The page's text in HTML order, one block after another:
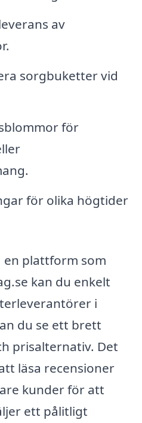
av
sorgbuketter vid
för
för olika högtider
en plattform som
kan du enkelt
i
du se ett brett
prisalternativ. Det
läsa recensioner
kunder för att
ett pålitligt